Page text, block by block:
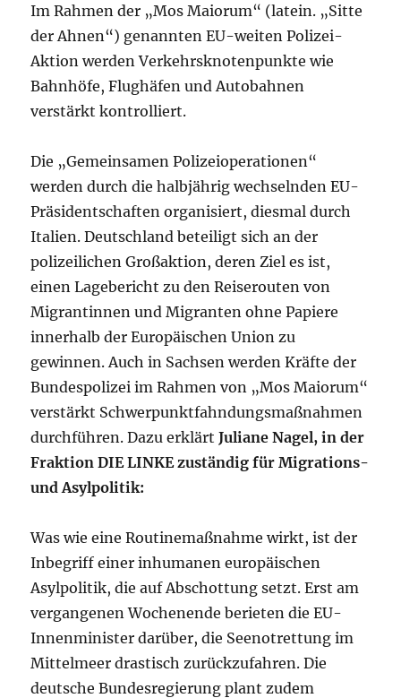
Im Rahmen der „Mos Maiorum“ (latein. „Sitte
der Ahnen“) genannten EU-weiten Polizei-
Aktion werden Verkehrsknotenpunkte wie
Bahnhöfe, Flughäfen und Autobahnen
verstärkt kontrolliert.
Die „Gemeinsamen Polizeioperationen“
werden durch die halbjährig wechselnden EU-
Präsidentschaften organisiert, diesmal durch
Italien. Deutschland beteiligt sich an der
polizeilichen Großaktion, deren Ziel es ist,
einen Lagebericht zu den Reiserouten von
Migrantinnen und Migranten ohne Papiere
innerhalb der Europäischen Union zu
gewinnen. Auch in Sachsen werden Kräfte der
Bundespolizei im Rahmen von „Mos Maiorum“
verstärkt Schwerpunktfahndungsmaßnahmen
durchführen. Dazu erklärtJuliane Nagel, in der
Fraktion DIE LINKE zuständig für Migrations-
und Asylpolitik:
Was wie eine Routinemaßnahme wirkt, ist der
Inbegriff einer inhumanen europäischen
Asylpolitik, die auf Abschottung setzt. Erst am
vergangenen Wochenende berieten die EU-
Innenminister darüber, die Seenotrettung im
Mittelmeer drastisch zurückzufahren. Die
deutsche Bundesregierung plant zudem